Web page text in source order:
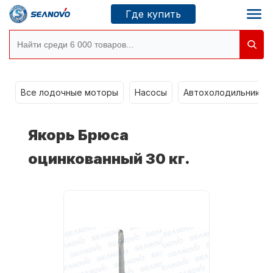
Где купить
Новосибирск
Где купить
Моторы SEANOVO
Все лодочные моторы Насосы Автохолодильники
Якорь Брюса
оцинкованный 30 кг.